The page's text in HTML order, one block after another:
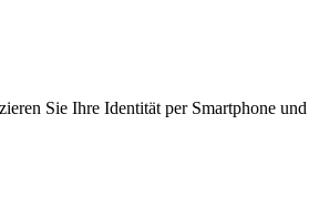
Sie Ihre Identität per Smartphone und